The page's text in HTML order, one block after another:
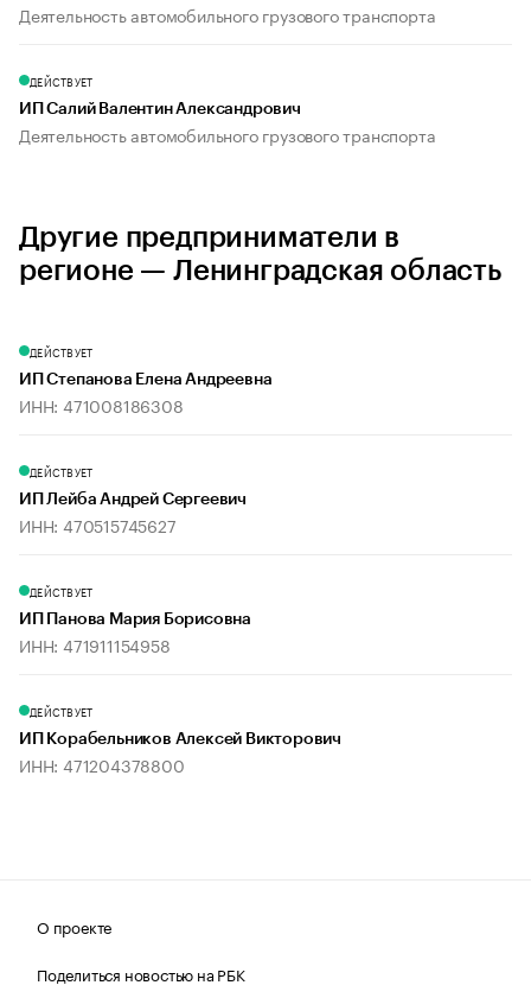
Деятельность автомобильного грузового транспорта
ДЕЙСТВУЕТ
ИП Салий Валентин Александрович
Деятельность автомобильного грузового транспорта
Другие предприниматели в
регионе — Ленинградская область
ДЕЙСТВУЕТ
ИП Степанова Елена Андреевна
ИНН: 471008186308
ДЕЙСТВУЕТ
ИП Лейба Андрей Сергеевич
ИНН: 470515745627
ДЕЙСТВУЕТ
ИП Панова Мария Борисовна
ИНН: 471911154958
ДЕЙСТВУЕТ
ИП Корабельников Алексей Викторович
ИНН: 471204378800
О проекте
Поделиться новостью на РБК